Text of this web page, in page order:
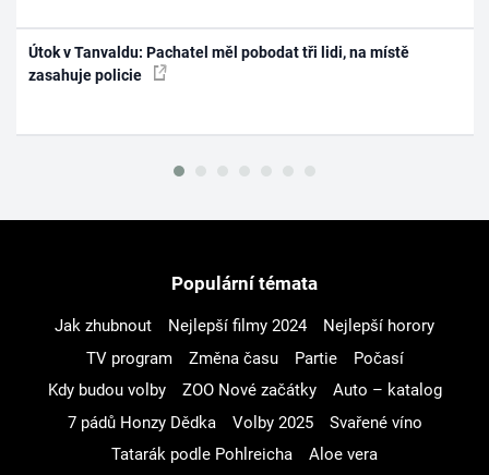
Útok v Tanvaldu: Pachatel měl pobodat tři lidi, na místě
zasahuje policie
Populární témata
Jak zhubnout Nejlepší filmy 2024
Nejlepší horory
TV program
Změna času Partie
Počasí
Kdy budou volby
ZOO Nové začátky
Auto – katalog
7 pádů Honzy Dědka
Volby 2025
Svařené víno
Tatarák podle Pohlreicha
Aloe vera